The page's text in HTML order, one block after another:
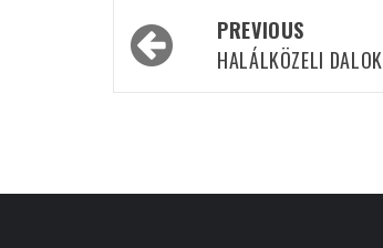
Post
navigation
PREVIOUS
HALÁLKÖZELI DALOK